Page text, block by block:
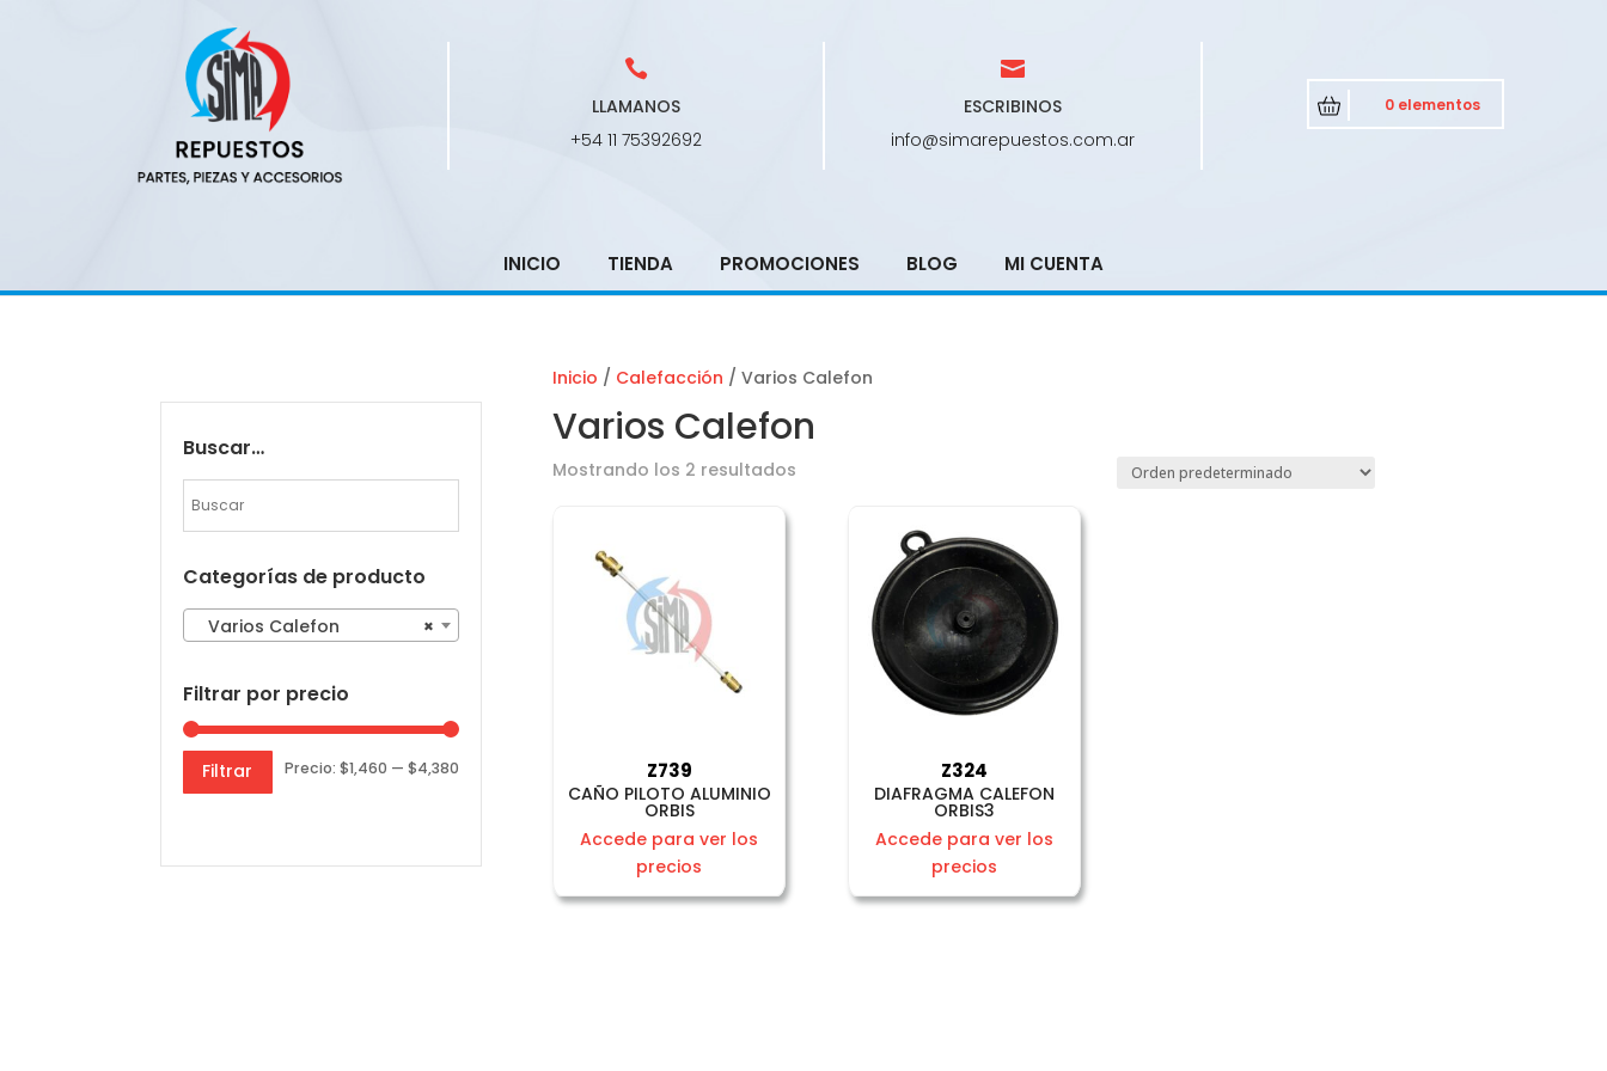
LLAMANOS
+54 11 75392692
ESCRIBINOS
info@simarepuestos.com.ar
0 elementos
INICIO TIENDA PROMOCIONES BLOG MI CUENTA
Inicio / Calefacción / Varios Calefon
Varios Calefon
Mostrando los 2 resultados
Z739
CAÑO PILOTO ALUMINIO
ORBIS
Accede para ver los
precios
Z324
DIAFRAGMA CALEFON
ORBIS3
Accede para ver los
precios
Buscar…
Categorías de producto
×
Varios Calefon
Filtrar por precio
Filtrar Precio:$1,460 —$4,380